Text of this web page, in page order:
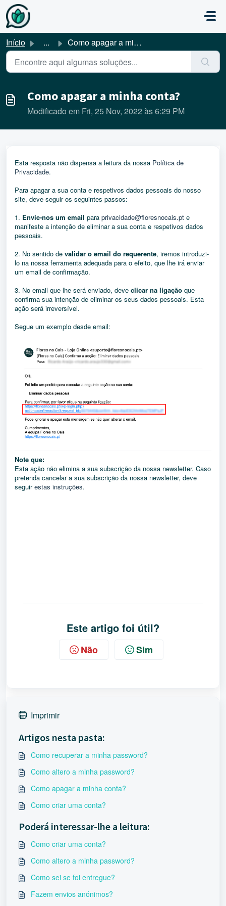
Avançar para o conteúdo principal
Início ... Como apagar a minha conta?
Como apagar a minha conta?
Modificado em Fri, 25 Nov, 2022 às 6:29 PM
Esta resposta não dispensa a leitura da nossa Política de
Privacidade.
Para apagar a sua conta e respetivos dados pessoais do nosso
site, deve seguir os seguintes passos:
1. Envie-nos um email para privacidade@floresnocais.pt e
manifeste a intenção de eliminar a sua conta e respetivos dados
pessoais.
2. No sentido de validar o email do requerente, iremos introduzi-
lo na nossa ferramenta adequada para o efeito, que lhe irá enviar
um email de confirmação.
3. No email que lhe será enviado, deve clicar na ligação que
confirma sua intenção de eliminar os seus dados pessoais. Esta
ação será irreversível.
Segue um exemplo desde email:
Note que:
Esta ação não elimina a sua subscrição da nossa newsletter. Caso
pretenda cancelar a sua subscrição da nossa newsletter, deve
seguirestas instruções.
Este artigo foi útil?
Não Sim
Imprimir
Artigos nesta pasta:
Como recuperar a minha password?
Como altero a minha password?
Como apagar a minha conta?
Como criar uma conta?
Poderá interessar-lhe a leitura:
Como criar uma conta?
Como altero a minha password?
Como sei se foi entregue?
Fazem envios anónimos?